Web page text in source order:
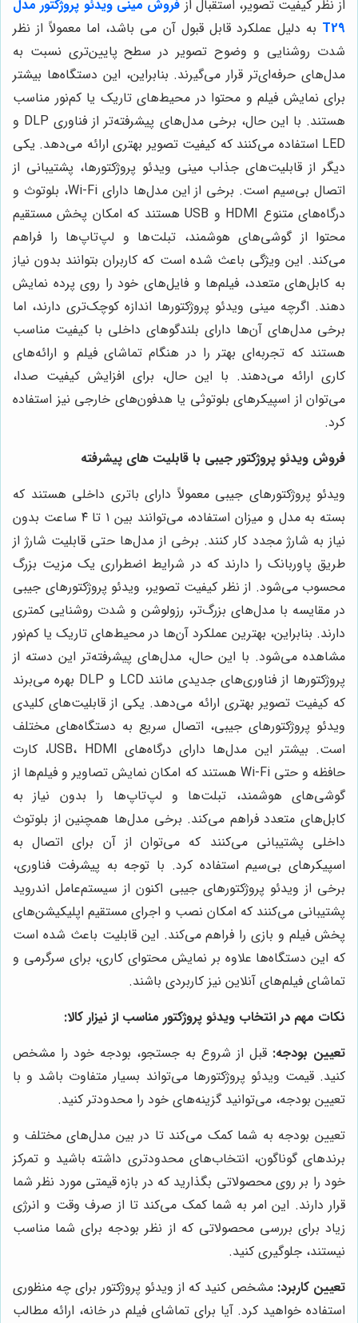
از نظر کیفیت تصویر، استقبال از فروش مینی ویدئو پروژکتور مدل
T29 به دلیل عملکرد قابل قبول آن می باشد، اما معمولاً از نظر
شدت روشنایی و وضوح تصویر در سطح پایین‌تری نسبت به
مدل‌های حرفه‌ای‌تر قرار می‌گیرند. بنابراین، این دستگاه‌ها بیشتر
برای نمایش فیلم و محتوا در محیط‌های تاریک یا کم‌نور مناسب
هستند. با این حال، برخی مدل‌های پیشرفته‌تر از فناوری DLP و
LED استفاده می‌کنند که کیفیت تصویر بهتری ارائه می‌دهد. یکی
دیگر از قابلیت‌های جذاب مینی ویدئو پروژکتورها، پشتیبانی از
اتصال بی‌سیم است. برخی از این مدل‌ها دارای Wi-Fi، بلوتوث و
درگاه‌های متنوع HDMI و USB هستند که امکان پخش مستقیم
محتوا از گوشی‌های هوشمند، تبلت‌ها و لپ‌تاپ‌ها را فراهم
می‌کند. این ویژگی باعث شده است که کاربران بتوانند بدون نیاز
به کابل‌های متعدد، فیلم‌ها و فایل‌های خود را روی پرده نمایش
دهند. اگرچه مینی ویدئو پروژکتورها اندازه کوچک‌تری دارند، اما
برخی مدل‌های آن‌ها دارای بلندگوهای داخلی با کیفیت مناسب
هستند که تجربه‌ای بهتر را در هنگام تماشای فیلم و ارائه‌های
کاری ارائه می‌دهند. با این حال، برای افزایش کیفیت صدا،
می‌توان از اسپیکرهای بلوتوثی یا هدفون‌های خارجی نیز استفاده
کرد.
فروش ویدئو پروژکتور جیبی با قابلیت های پیشرفته
ویدئو پروژکتورهای جیبی معمولاً دارای باتری داخلی هستند که
بسته به مدل و میزان استفاده، می‌توانند بین ۱ تا ۴ ساعت بدون
نیاز به شارژ مجدد کار کنند. برخی از مدل‌ها حتی قابلیت شارژ از
طریق پاوربانک را دارند که در شرایط اضطراری یک مزیت بزرگ
محسوب می‌شود. از نظر کیفیت تصویر، ویدئو پروژکتورهای جیبی
در مقایسه با مدل‌های بزرگ‌تر، رزولوشن و شدت روشنایی کمتری
دارند. بنابراین، بهترین عملکرد آن‌ها در محیط‌های تاریک یا کم‌نور
مشاهده می‌شود. با این حال، مدل‌های پیشرفته‌تر این دسته از
پروژکتورها از فناوری‌های جدیدی مانند LCD و DLP بهره می‌برند
که کیفیت تصویر بهتری ارائه می‌دهد. یکی از قابلیت‌های کلیدی
ویدئو پروژکتورهای جیبی، اتصال سریع به دستگاه‌های مختلف
است. بیشتر این مدل‌ها دارای درگاه‌های USB، HDMI، کارت
حافظه و حتی Wi-Fi هستند که امکان نمایش تصاویر و فیلم‌ها از
گوشی‌های هوشمند، تبلت‌ها و لپ‌تاپ‌ها را بدون نیاز به
کابل‌های متعدد فراهم می‌کند. برخی مدل‌ها همچنین از بلوتوث
داخلی پشتیبانی می‌کنند که می‌توان از آن برای اتصال به
اسپیکرهای بی‌سیم استفاده کرد. با توجه به پیشرفت فناوری،
برخی از ویدئو پروژکتورهای جیبی اکنون از سیستم‌عامل اندروید
پشتیبانی می‌کنند که امکان نصب و اجرای مستقیم اپلیکیشن‌های
پخش فیلم و بازی را فراهم می‌کند. این قابلیت باعث شده است
که این دستگاه‌ها علاوه بر نمایش محتوای کاری، برای سرگرمی و
تماشای فیلم‌های آنلاین نیز کاربردی باشند.
نکات مهم در انتخاب ویدئو پروژکتور مناسب از نیزار کالا:
تعیین بودجه: قبل از شروع به جستجو، بودجه خود را مشخص
کنید. قیمت ویدئو پروژکتورها می‌تواند بسیار متفاوت باشد و با
تعیین بودجه، می‌توانید گزینه‌های خود را محدودتر کنید.
تعیین بودجه به شما کمک می‌کند تا در بین مدل‌های مختلف و
برندهای گوناگون، انتخاب‌های محدودتری داشته باشید و تمرکز
خود را بر روی محصولاتی بگذارید که در بازه قیمتی مورد نظر شما
قرار دارند. این امر به شما کمک می‌کند تا از صرف وقت و انرژی
زیاد برای بررسی محصولاتی که از نظر بودجه برای شما مناسب
نیستند، جلوگیری کنید.
تعیین کاربرد: مشخص کنید که از ویدئو پروژکتور برای چه منظوری
استفاده خواهید کرد. آیا برای تماشای فیلم در خانه، ارائه مطالب